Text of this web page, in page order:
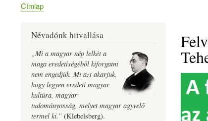
Morzsa
Címlap
Névadónk hitvallása
„Mi a magyar nép lelkét a
maga eredetiségébõl kiforgatni
nem engedjük. Mi azt akarjuk,
hogy legyen eredeti magyar
kultúra, magyar
tudományosság, melyet magyar agyvelõ
termel ki.” (Klebelsberg).